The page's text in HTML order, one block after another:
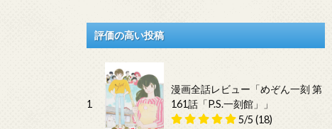
評価の高い投稿
1
漫画全話レビュー「めぞん一刻 第
161話「P.S.一刻館」」
5/5 (18)